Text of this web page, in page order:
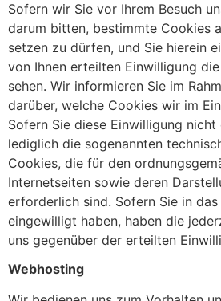
Sofern wir Sie vor Ihrem Besuch
darum bitten, bestimmte Cookies
setzen zu dürfen, und Sie hierein
von Ihnen erteilten Einwilligung
sehen. Wir informieren Sie im
darüber, welche Cookies wir im
Sofern Sie diese Einwilligung
lediglich die sogenannten
Cookies, die für den
Internetseiten sowie deren
erforderlich sind. Sofern Sie in
eingewilligt haben, haben die
uns gegenüber der erteilten
Webhosting